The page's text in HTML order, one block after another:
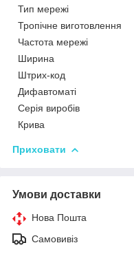
Тип мережі
Тропічне виготовлення
Частота мережі
Ширина
Штрих-код
Дифавтоматі
Серія виробів
Крива
Приховати
Умови доставки
Нова Пошта
Самовивіз